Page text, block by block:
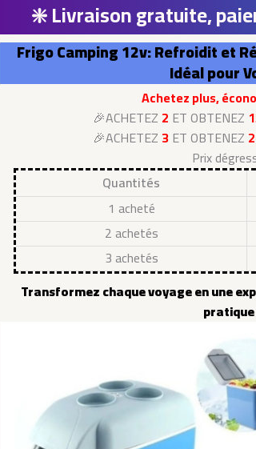
❇️ Livraison gratuite,
Frigo Camping 12v: Refroidit et
Idéal pour
Achetez plus,
🎉ACHETEZ 2 ET OBTENEZ
🎉ACHETEZ 3ET OBTENEZ
Prix
Quantités
1 acheté
2 achetés
3 achetés
Transformez chaque voyage en une